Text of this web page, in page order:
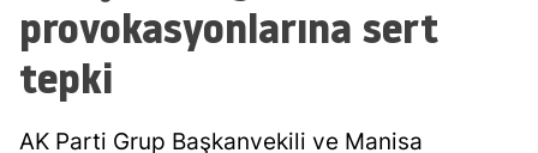
provokasyonlarına sert
tepki
AK Parti Grup Başkanvekili ve Manisa